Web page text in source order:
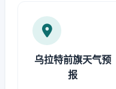
乌拉特前旗天气预
报